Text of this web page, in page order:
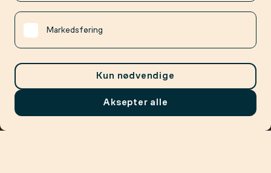
Meny
Markedsføring
Kun nødvendige
Aksepter alle